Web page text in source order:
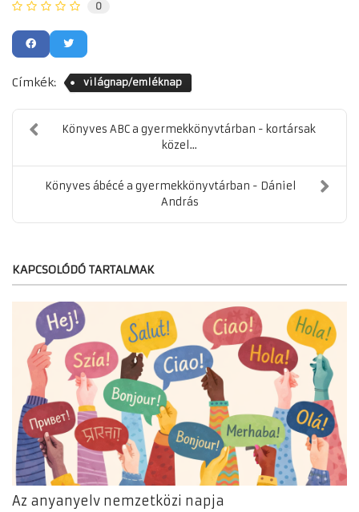
0
Címkék: világnap/emléknap
Könyves ABC a gyermekkönyvtárban - kortársak
közel...
Könyves ábécé a gyermekkönyvtárban - Dániel
András
KAPCSOLÓDÓ TARTALMAK
Az anyanyelv nemzetközi napja